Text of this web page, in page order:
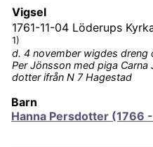
Vigsel
1761-11-04 Löderups
1)
d. 4 november wigdes dreng
Per Jönsson med piga Carna
dotter ifrån N 7 Hagestad
Barn
Hanna Persdotter (1766